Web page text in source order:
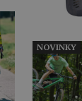
NOVINKY